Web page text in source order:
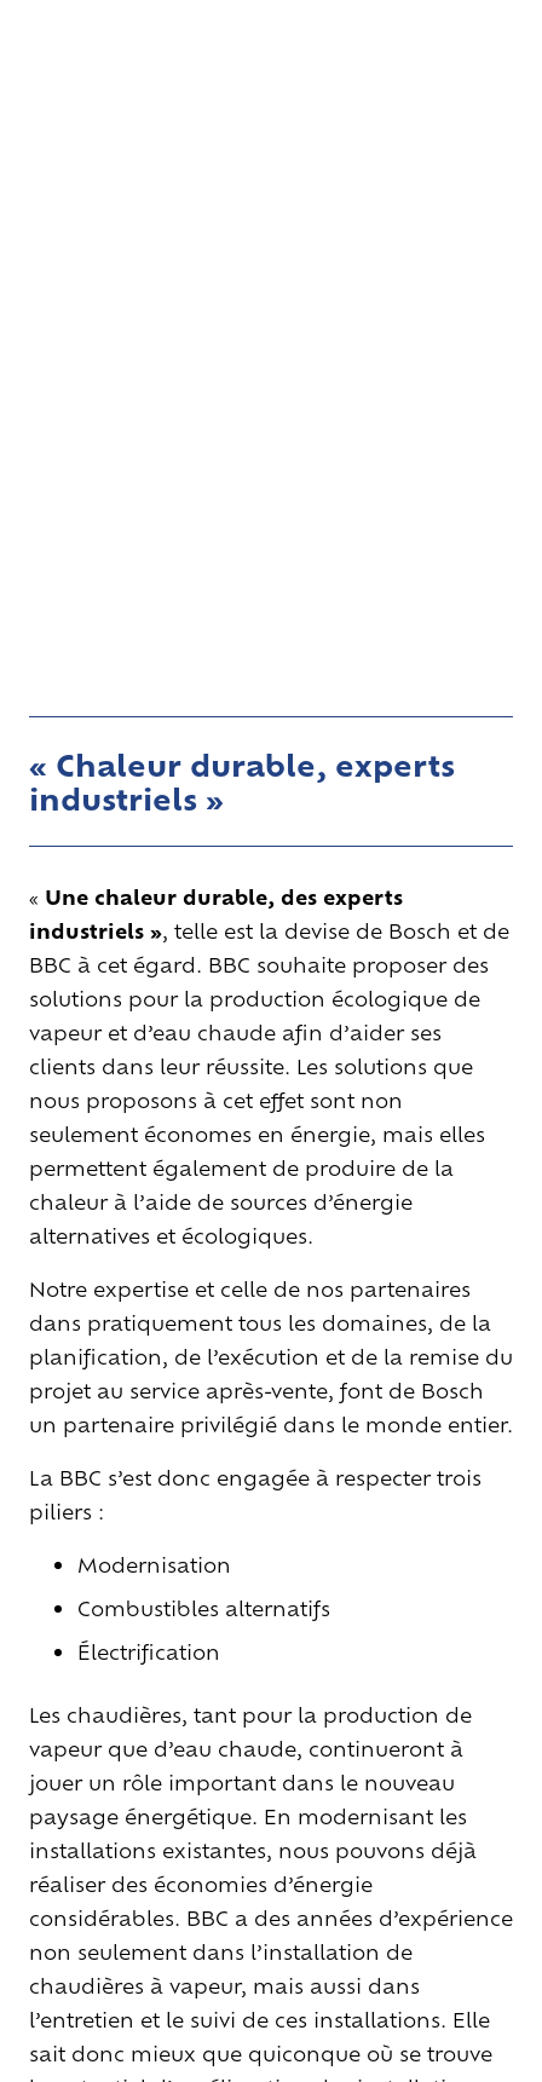
« Chaleur durable, experts
industriels »
« Une chaleur durable, des experts
industriels », telle est la devise de Bosch et de
BBC à cet égard. BBC souhaite proposer des
solutions pour la production écologique de
vapeur et d’eau chaude afin d’aider ses
clients dans leur réussite. Les solutions que
nous proposons à cet effet sont non
seulement économes en énergie, mais elles
permettent également de produire de la
chaleur à l’aide de sources d’énergie
alternatives et écologiques.
Notre expertise et celle de nos partenaires
dans pratiquement tous les domaines, de la
planification, de l’exécution et de la remise du
projet au service après-vente, font de Bosch
un partenaire privilégié dans le monde entier.
La BBC s’est donc engagée à respecter trois
piliers :
Modernisation
Combustibles alternatifs
Électrification
Les chaudières, tant pour la production de
vapeur que d’eau chaude, continueront à
jouer un rôle important dans le nouveau
paysage énergétique. En modernisant les
installations existantes, nous pouvons déjà
réaliser des économies d’énergie
considérables. BBC a des années d’expérience
non seulement dans l’installation de
chaudières à vapeur, mais aussi dans
l’entretien et le suivi de ces installations. Elle
sait donc mieux que quiconque où se trouve